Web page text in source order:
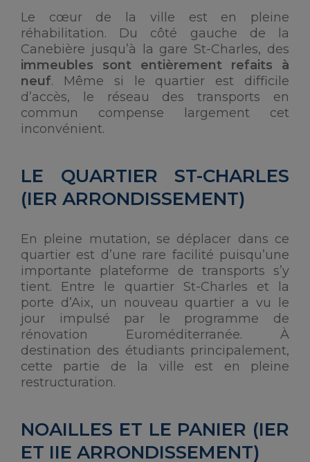
Le cœur de la ville est en pleine
réhabilitation. Du côté gauche de la
Canebière jusqu’à la gare St-Charles, des
immeubles sont entièrement refaits à
neuf. Même si le quartier est difficile
d’accès, le réseau des transports en
commun compense largement cet
inconvénient.
LE QUARTIER ST-CHARLES
(IER ARRONDISSEMENT)
En pleine mutation, se déplacer dans ce
quartier est d’une rare facilité puisqu’une
importante plateforme de transports s’y
tient. Entre le quartier St-Charles et la
porte d’Aix, un nouveau quartier a vu le
jour impulsé par le programme de
rénovation Euroméditerranée. À
destination des étudiants principalement,
cette partie de la ville est en pleine
restructuration.
NOAILLES ET LE PANIER (IER
ET IIE ARRONDISSEMENT)